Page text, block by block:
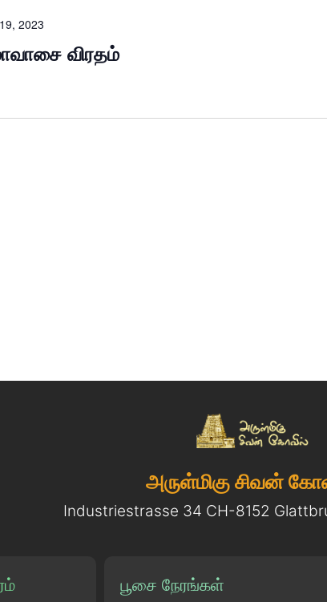
விரதம்
2023
அருள்மிகு சிவன்
Industriestrasse 34 CH-8152
பூசை நேரங்கள்